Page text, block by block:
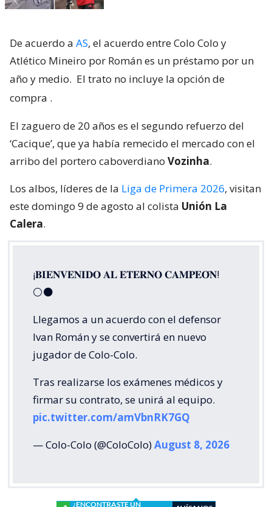
De acuerdo a AS, el acuerdo entre Colo Colo y
Atlético Mineiro por Román es un préstamo por un
año y medio. El trato no incluye la opción de
compra .
El zaguero de 20 años es el segundo refuerzo del
‘Cacique’, que ya había remecido el mercado con el
arribo del portero caboverdiano Vozinha.
Los albos, líderes de la Liga de Primera 2026, visitan
este domingo 9 de agosto al colista Unión La
Calera.
¡𝐁𝐈𝐄𝐍𝐕𝐄𝐍𝐈𝐃𝐎 𝐀𝐋 𝐄𝐓𝐄𝐑𝐍𝐎 𝐂𝐀𝐌𝐏𝐄𝐎́𝐍!
⚪⚫
Llegamos a un acuerdo con el defensor
Ivan Román y se convertirá en nuevo
jugador de Colo-Colo.
Tras realizarse los exámenes médicos y
firmar su contrato, se unirá al equipo.
pic.twitter.com/amVbnRK7GQ
— Colo-Colo (@ColoColo)August 8, 2026
¿ENCONTRASTE UN